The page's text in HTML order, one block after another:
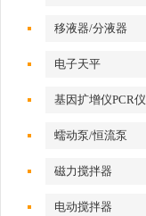
移液器/分液器
电子天平
基因扩增仪PCR仪
蠕动泵/恒流泵
磁力搅拌器
电动搅拌器